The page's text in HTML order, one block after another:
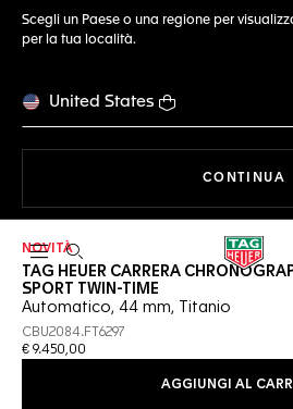
Scegli un Paese o una regione per
per la tua località.
United States
CONTINUA
Apri la ricerca
NOVITÀ
TAG HEUER CARRERA
SPORT TWIN-TIME
Automatico, 44 mm, Titanio
CBU2084.FT6297
€ 9.450,00
AGGIUNGI AL